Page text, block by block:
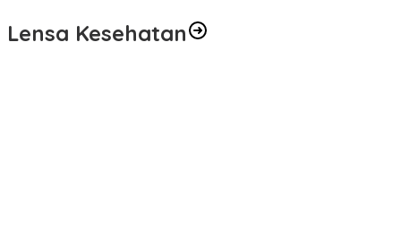
Lensa Kesehatan